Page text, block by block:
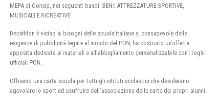
MEPA di Consip, nei seguenti bandi: BENI: ATTREZZATURE SPORTIVE,
MUSICALI E RICREATIVE
Decathlon è vicino ai bisogni delle scuole italiane e, consapevole delle
esigenze di pubblicità legate al mondo del PON, ha costruito un’offerta
apposita dedicata ai materiali e all’abbigliamento personalizzabile con i loghi
ufficiali PON.
Offriamo una carta scuola per tutti gli istituti scolastici che desiderano
agevolare lo sport ed usufruire dell’associazione delle carte dei propri alunni.